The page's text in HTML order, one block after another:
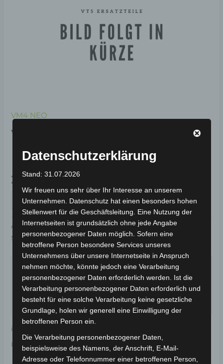
VM4 NEO
VM4 NEO MOTOR VM4
NEO 1000W
299,00€ *
IN DEN WARENKORB
Artikelnummer: 3M409-0201A-00 Kategorie:VM4 NEO
Schlagwort:Antrieb & Motor
Garantiert sicherer Checkout
inkl. 19 % MwSt.
Lieferzeit: Versandfertig innerhalb 24 Stunden*
Datenschutzerklärung
Stand: 31.07.2026
Wir freuen uns sehr über Ihr Interesse an unserem
Unternehmen. Datenschutz hat einen besonders hohen
Stellenwert für die Geschäftsleitung. Eine Nutzung der
Internetseiten ist grundsätzlich ohne jede Angabe
personenbezogener Daten möglich. Sofern eine
betroffene Person besondere Services unseres
Unternehmens über unsere Internetseite in Anspruch
nehmen möchte, könnte jedoch eine Verarbeitung
personenbezogener Daten erforderlich werden. Ist die
Verarbeitung personenbezogener Daten erforderlich und
besteht für eine solche Verarbeitung keine gesetzliche
Grundlage, holen wir generell eine Einwilligung der
betroffenen Person ein.
Die Verarbeitung personenbezogener Daten,
beispielsweise des Namens, der Anschrift, E-Mail-
Adresse oder Telefonnummer einer betroffenen Person,